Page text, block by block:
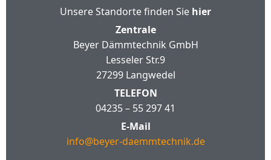
Unsere Standorte finden Sie hier
Zentrale
Beyer Dämmtechnik GmbH
Lesseler Str.9
27299 Langwedel
TELEFON
04235 – 55 297 41
E-Mail
info@beyer-daemmtechnik.de